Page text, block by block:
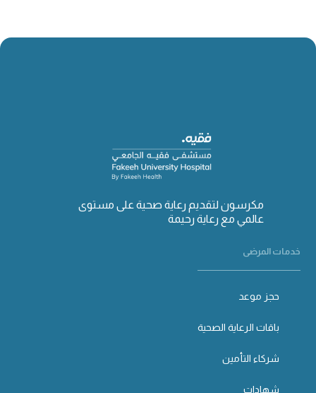
مكرسون لتقديم رعاية صحية على مستوى
عالمي مع رعاية رحيمة
خدمات المرضى
حجز موعد
باقات الرعاية الصحية
شركاء التأمين
شهادات